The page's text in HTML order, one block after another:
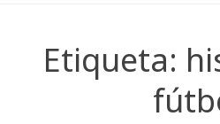
Etiqueta: